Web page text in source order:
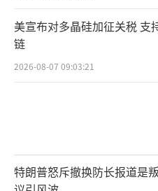
2，加征关税，缩
3，加征关税，刺
所以，特朗普的
拿大、墨西哥、欧盟
美宣布对多晶硅加征关税 支
链
2026-08-07 09:03:21
特朗普怒斥撤换防长报道是